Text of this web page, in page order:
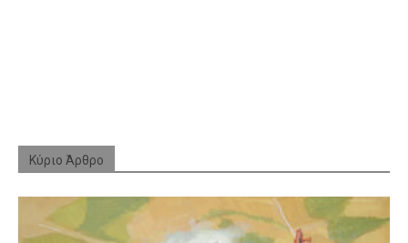
Κύριο Άρθρο